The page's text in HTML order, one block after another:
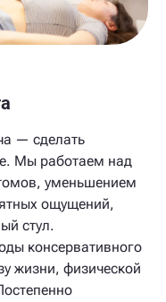
— сделать
Мы работаем над
уменьшением
ощущений,
стул.
консервативного
жизни, физической